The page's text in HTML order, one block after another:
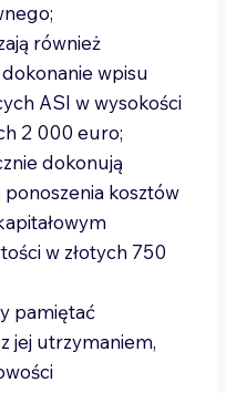
również
wpisu
ASI w wysokości
2 000 euro;
dokonują
ponoszenia kosztów
w złotych 750
pamiętać
jej utrzymaniem,